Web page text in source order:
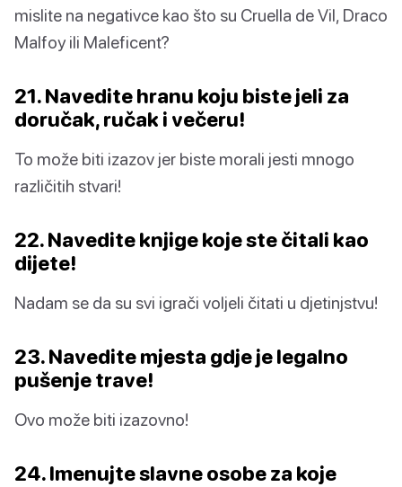
mislite na negativce kao što su Cruella de Vil, Draco
Malfoy ili Maleficent?
21. Navedite hranu koju biste jeli za
doručak, ručak i večeru!
To može biti izazov jer biste morali jesti mnogo
različitih stvari!
22. Navedite knjige koje ste čitali kao
dijete!
Nadam se da su svi igrači voljeli čitati u djetinjstvu!
23. Navedite mjesta gdje je legalno
pušenje trave!
Ovo može biti izazovno!
24. Imenujte slavne osobe za koje